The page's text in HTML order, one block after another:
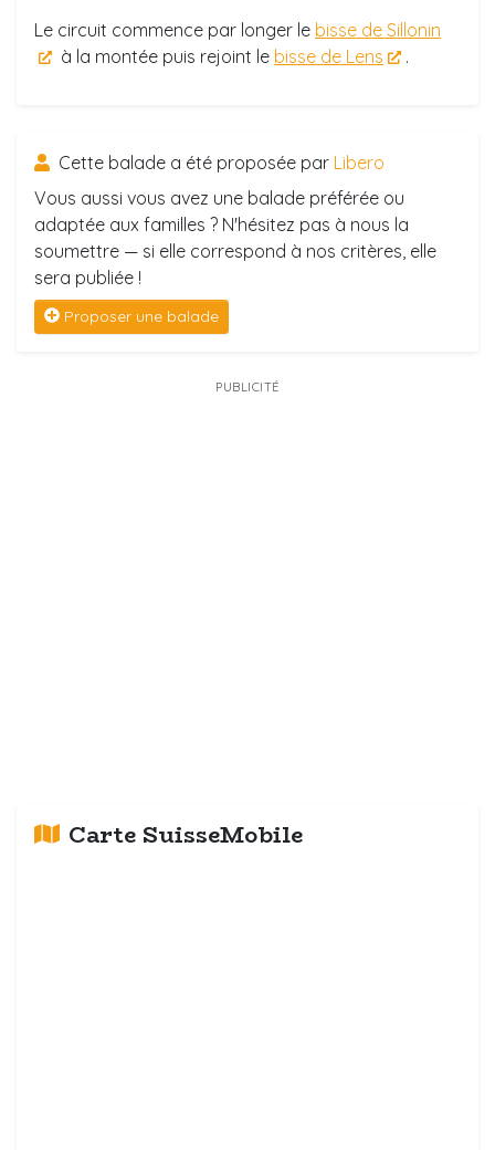
Le circuit commence par longer le bisse de Sillonin
à la montée puis rejoint le bisse de Lens .
Cette balade a été proposée par Libero
Vous aussi vous avez une balade préférée ou
adaptée aux familles ? N'hésitez pas à nous la
soumettre — si elle correspond à nos critères, elle
sera publiée !
Proposer une balade
PUBLICITÉ
Carte SuisseMobile